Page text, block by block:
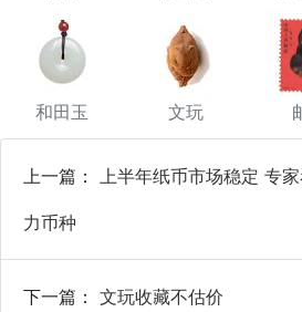
和田玉 文玩
上一篇： 上半年纸币市场稳定 专
力币种
下一篇： 文玩收藏不估价